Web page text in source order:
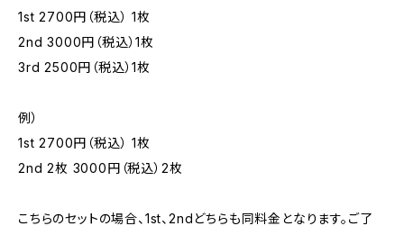
1st 2700円（税込） 1枚
2nd 3000円（税込）1枚
3rd 2500円（税込）1枚
例）
1st 2700円（税込） 1枚
2nd 2枚 3000円（税込）2枚
こちらのセットの場合、1st、2ndどちらも同料金となります。ご了